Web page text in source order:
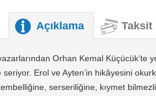
Açıklama Taksit
Orhan Kemal Küçücük’te
seriyor. Erol ve Ayten’in hikâyesini
serseriliğine, kıymet